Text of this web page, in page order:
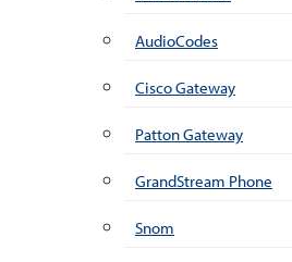
AudioCodes
Cisco Gateway
Patton Gateway
GrandStream Phone
Snom